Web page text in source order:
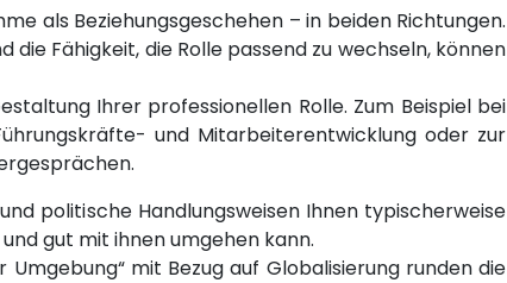
als Beziehungsgeschehen – in beiden Richtungen.
Fähigkeit, die Rolle passend zu wechseln, können
Ihrer professionellen Rolle. Zum Beispiel bei
und Mitarbeiterentwicklung oder zur
politische Handlungsweisen Ihnen typischerweise
gut mit ihnen umgehen kann.
mit Bezug auf Globalisierung runden die